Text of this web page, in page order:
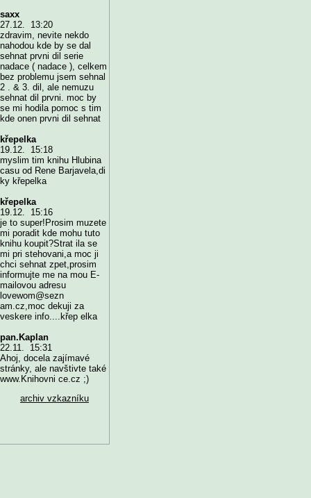
saxx
27.12. 13:20
zdravim, nevite nekdo
nahodou kde by se dal
sehnat prvni dil serie
nadace ( nadace ), celkem
bez problemu jsem sehnal
2 . & 3. dil, ale nemuzu
sehnat dil prvni. moc by
se mi hodila pomoc s tim
kde onen prvni dil sehnat
křepelka
19.12. 15:18
myslim tim knihu Hlubina
casu od Rene Barjavela,di
ky křepelka
křepelka
19.12. 15:16
je to super!Prosim muzete
mi poradit kde mohu tuto
knihu koupit?Strat ila se
mi pri stehovani,a moc ji
chci sehnat zpet,prosim
informujte me na mou E-
mailovou adresu
lovewom@sezn
am.cz,moc dekuji za
veskere info....křep elka
pan.Kaplan
22.11. 15:31
Ahoj, docela zajímavé
stránky, ale navštivte také
www.Knihovni ce.cz ;)
archiv vzkazníku